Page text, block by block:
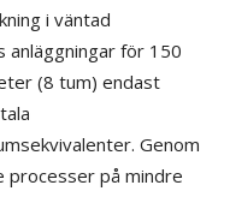
i väntad
anläggningar för 150
(8 tum) endast
Genom
på mindre